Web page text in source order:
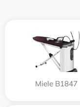
Miele B1847